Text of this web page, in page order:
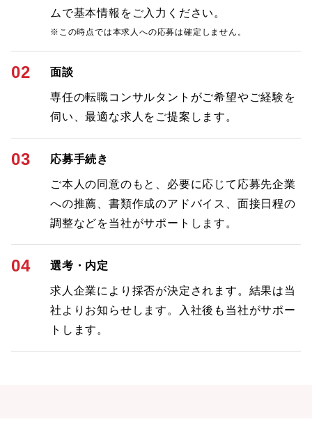
ムで基本情報をご入力ください。
※この時点では本求人への応募は確定しません。
02 面談
専任の転職コンサルタントがご希望やご経験を
伺い、最適な求人をご提案します。
03 応募手続き
ご本人の同意のもと、必要に応じて応募先企業
への推薦、書類作成のアドバイス、面接日程の
調整などを当社がサポートします。
04 選考・内定
求人企業により採否が決定されます。結果は当
社よりお知らせします。入社後も当社がサポー
トします。